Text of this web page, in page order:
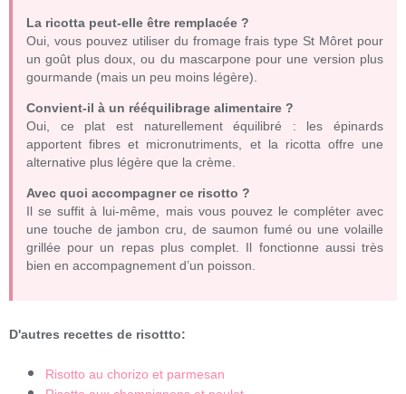
La ricotta peut-elle être remplacée ?
Oui, vous pouvez utiliser du fromage frais type St Môret pour
un goût plus doux, ou du mascarpone pour une version plus
gourmande (mais un peu moins légère).
Convient-il à un rééquilibrage alimentaire ?
Oui, ce plat est naturellement équilibré : les épinards
apportent fibres et micronutriments, et la ricotta offre une
alternative plus légère que la crème.
Avec quoi accompagner ce risotto ?
Il se suffit à lui-même, mais vous pouvez le compléter avec
une touche de jambon cru, de saumon fumé ou une volaille
grillée pour un repas plus complet. Il fonctionne aussi très
bien en accompagnement d’un poisson.
D'autres recettes de risottto:
Risotto au chorizo et parmesan